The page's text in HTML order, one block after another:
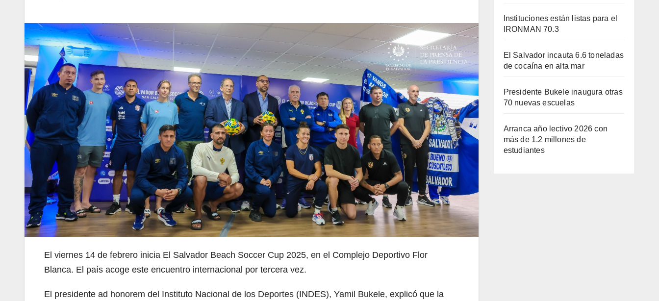
El viernes 14 de febrero inicia El Salvador Beach Soccer Cup 2025, en el Complejo Deportivo Flor
Blanca. El país acoge este encuentro internacional por tercera vez.
El presidente ad honorem del Instituto Nacional de los Deportes (INDES), Yamil Bukele, explicó que la
Instituciones están listas para el
IRONMAN 70.3
El Salvador incauta 6.6 toneladas
de cocaína en alta mar
Presidente Bukele inaugura otras
70 nuevas escuelas
Arranca año lectivo 2026 con
más de 1.2 millones de
estudiantes